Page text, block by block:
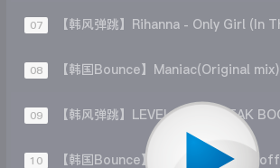
07
08 【韩国Bounce】Maniac(Original mix)
09
10